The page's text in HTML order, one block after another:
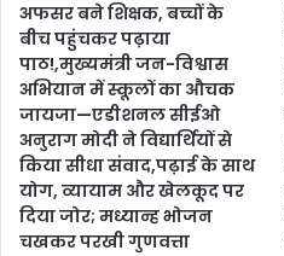
अफसर बने शिक्षक, बच्चों के
बीच पहुंचकर पढ़ाया
पाठ!,मुख्यमंत्री जन-विश्वास
अभियान में स्कूलों का औचक
जायजा—एडीशनल सीईओ
अनुराग मोदी ने विद्यार्थियों से
किया सीधा संवाद,पढ़ाई के साथ
योग, व्यायाम और खेलकूद पर
दिया जोर; मध्यान्ह भोजन
चखकर परखी गुणवत्ता